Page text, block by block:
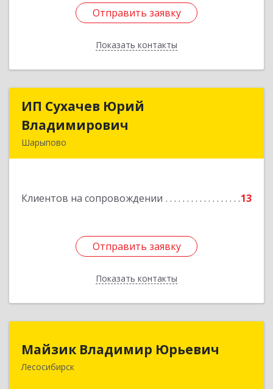
Отправить заявку
Показать контакты
Отправить заявку
Назад
ИП Сухачев Юрий
Владимирович
Шарыпово
Клиентов на сопровождении 13
Отправить заявку
Показать контакты
ИП Сухачев Юрий
Подробнее
Отправить заявку
Назад
Майзик Владимир Юрьевич
Лесосибирск